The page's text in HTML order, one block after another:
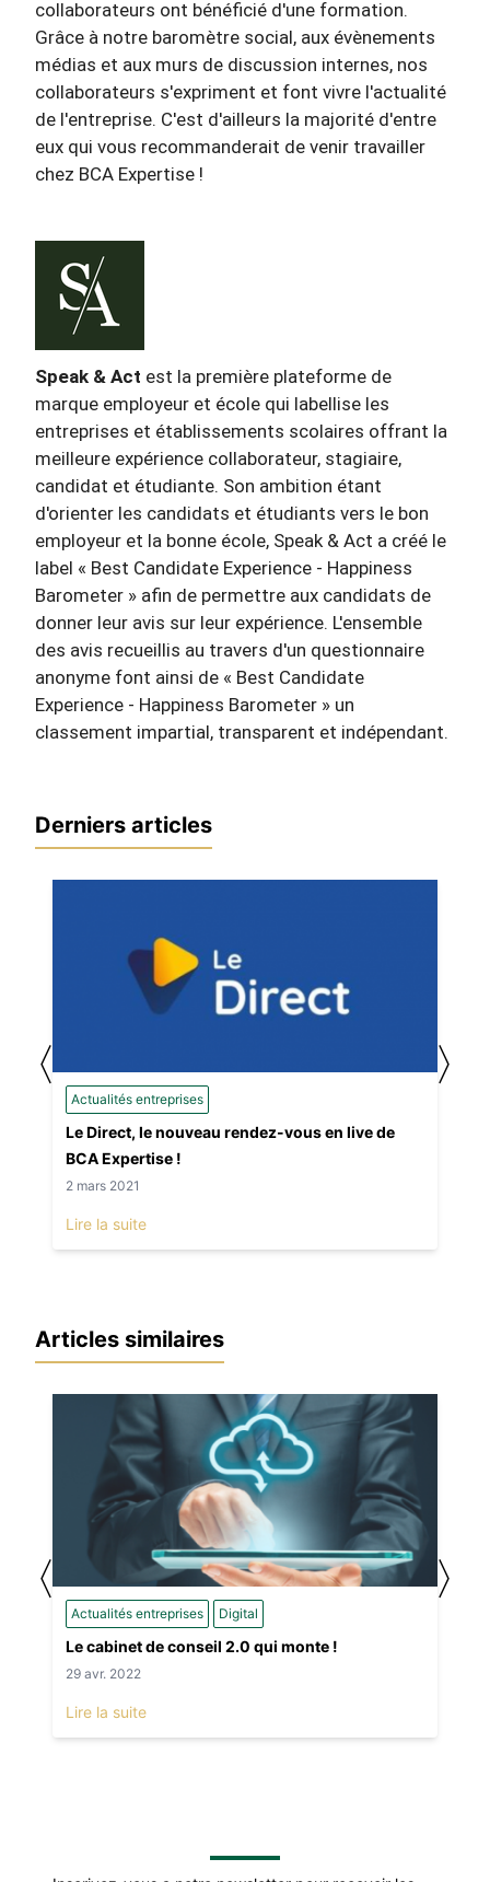
collaborateurs ont bénéficié d'une formation.
Grâce à notre baromètre social, aux évènements
médias et aux murs de discussion internes, nos
collaborateurs s'expriment et font vivre l'actualité
de l'entreprise. C'est d'ailleurs la majorité d'entre
eux qui vous recommanderait de venir travailler
chez BCA Expertise !
Speak & Act est la première plateforme de
marque employeur et école qui labellise les
entreprises et établissements scolaires offrant la
meilleure expérience collaborateur, stagiaire,
candidat et étudiante. Son ambition étant
d'orienter les candidats et étudiants vers le bon
employeur et la bonne école, Speak & Act a créé le
label « Best Candidate Experience - Happiness
Barometer » afin de permettre aux candidats de
donner leur avis sur leur expérience. L'ensemble
des avis recueillis au travers d'un questionnaire
anonyme font ainsi de « Best Candidate
Experience - Happiness Barometer » un
classement impartial, transparent et indépendant.
Derniers articles
Actualités entreprises
Le Direct, le nouveau rendez-vous en live de
BCA Expertise !
2 mars 2021
Lire la suite
〈 〉
Articles similaires
Actualités entreprises Digital
Le cabinet de conseil 2.0 qui monte !
29 avr. 2022
Lire la suite
〈 〉